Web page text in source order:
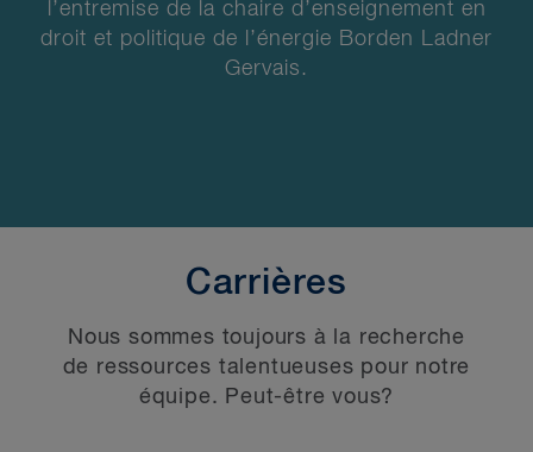
l’entremise de la chaire d’enseignement en
droit et politique de l’énergie Borden Ladner
Gervais.
Carrières
Nous sommes toujours à la recherche
de ressources talentueuses pour notre
équipe. Peut-être vous?